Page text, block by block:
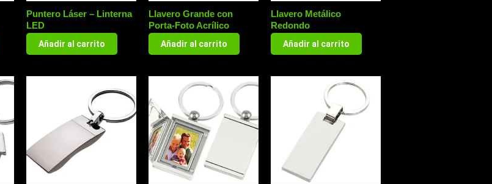
Puntero Láser – Linterna
LED
Añadir al carrito
Llavero Grande con
Porta-Foto Acrílico
Añadir al carrito
Llavero Metálico
Redondo
Añadir al carrito